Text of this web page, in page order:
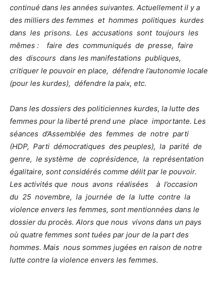
continué dans les années suivantes. Actuellement il y a
des milliers des femmes et hommes politiques kurdes
dans les prisons. Les accusations sont toujours les
mêmes : faire des communiqués de presse, faire
des discours dans les manifestations publiques,
critiquer le pouvoir en place, défendre l’autonomie locale
(pour les kurdes), défendre la paix, etc.
Dans les dossiers des politiciennes kurdes, la lutte des
femmes pour la liberté prend une place importante. Les
séances d’Assemblée des femmes de notre parti
(HDP, Parti démocratiques des peuples), la parité de
genre, le système de coprésidence, la représentation
égalitaire, sont considérés comme délit par le pouvoir.
Les activités que nous avons réalisées à l’occasion
du 25 novembre, la journée de la lutte contre la
violence envers les femmes, sont mentionnées dans le
dossier du procès. Alors que nous vivons dans un pays
où quatre femmes sont tuées par jour de la part des
hommes. Mais nous sommes jugées en raison de notre
lutte contre la violence envers les femmes.